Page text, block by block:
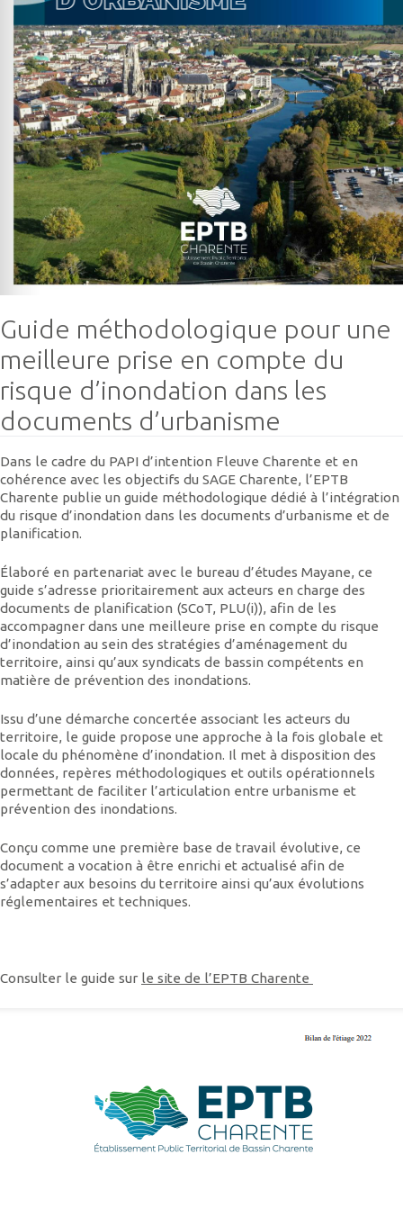
Guide méthodologique pour une
meilleure prise en compte du
risque d’inondation dans les
documents d’urbanisme
Dans le cadre du PAPI d’intention Fleuve Charente et en
cohérence avec les objectifs du SAGE Charente, l’EPTB
Charente publie un guide méthodologique dédié à l’intégration
du risque d’inondation dans les documents d’urbanisme et de
planification.
Élaboré en partenariat avec le bureau d’études Mayane, ce
guide s’adresse prioritairement aux acteurs en charge des
documents de planification (SCoT, PLU(i)), afin de les
accompagner dans une meilleure prise en compte du risque
d’inondation au sein des stratégies d’aménagement du
territoire, ainsi qu’aux syndicats de bassin compétents en
matière de prévention des inondations.
Issu d’une démarche concertée associant les acteurs du
territoire, le guide propose une approche à la fois globale et
locale du phénomène d’inondation. Il met à disposition des
données, repères méthodologiques et outils opérationnels
permettant de faciliter l’articulation entre urbanisme et
prévention des inondations.
Conçu comme une première base de travail évolutive, ce
document a vocation à être enrichi et actualisé afin de
s’adapter aux besoins du territoire ainsi qu’aux évolutions
réglementaires et techniques.
Consulter le guide sur le site de l’EPTB Charente